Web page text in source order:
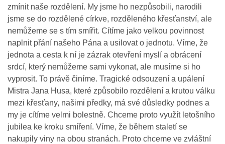
zmínit naše rozdělení. My jsme ho nezpůsobili, narodili
jsme se do rozdělené církve, rozděleného křesťanství, ale
nemůžeme se s tím smířit. Cítíme jako velkou povinnost
naplnit přání našeho Pána a usilovat o jednotu. Víme, že
jednota a cesta k ní je zázrak otevření myslí a obrácení
srdcí, který nemůžeme sami vykonat, ale musíme si ho
vyprosit. To právě činíme. Tragické odsouzení a upálení
Mistra Jana Husa, které způsobilo rozdělení a krutou válku
mezi křesťany, našimi předky, má své důsledky podnes a
my je cítíme velmi bolestně. Chceme proto využít letošního
jubilea ke kroku smíření. Víme, že během staletí se
nakupily viny na obou stranách. Proto chceme ve zvláštní